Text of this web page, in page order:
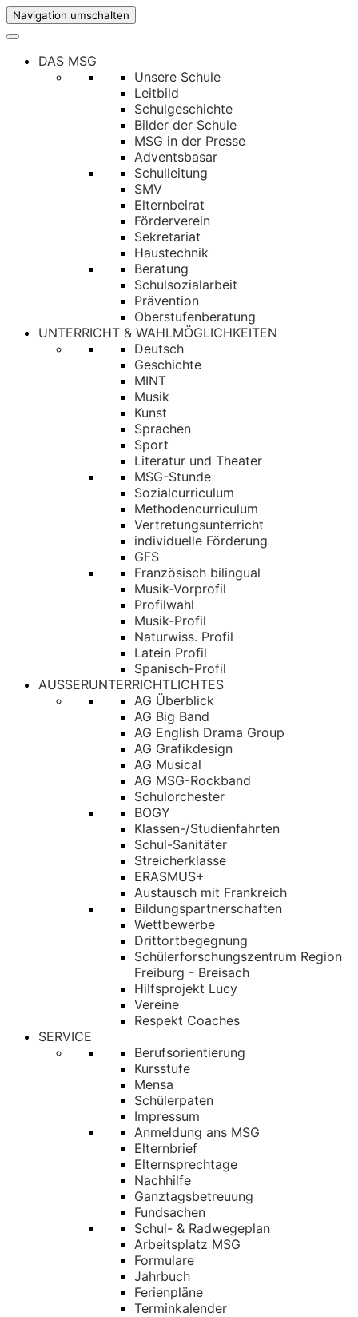
Navigation umschalten
DAS MSG
Unsere Schule
Leitbild
Schulgeschichte
Bilder der Schule
MSG in der Presse
Adventsbasar
Schulleitung
SMV
Elternbeirat
Förderverein
Sekretariat
Haustechnik
Beratung
Schulsozialarbeit
Prävention
Oberstufenberatung
UNTERRICHT & WAHLMÖGLICHKEITEN
Deutsch
Geschichte
MINT
Musik
Kunst
Sprachen
Sport
Literatur und Theater
MSG-Stunde
Sozialcurriculum
Methodencurriculum
Vertretungsunterricht
individuelle Förderung
GFS
Französisch bilingual
Musik-Vorprofil
Profilwahl
Musik-Profil
Naturwiss. Profil
Latein Profil
Spanisch-Profil
AUSSERUNTERRICHTLICHTES
AG Überblick
AG Big Band
AG English Drama Group
AG Grafikdesign
AG Musical
AG MSG-Rockband
Schulorchester
BOGY
Klassen-/Studienfahrten
Schul-Sanitäter
Streicherklasse
ERASMUS+
Austausch mit Frankreich
Bildungspartnerschaften
Wettbewerbe
Drittortbegegnung
Schülerforschungszentrum Region
Freiburg - Breisach
Hilfsprojekt Lucy
Vereine
Respekt Coaches
SERVICE
Berufsorientierung
Kursstufe
Mensa
Schülerpaten
Impressum
Anmeldung ans MSG
Elternbrief
Elternsprechtage
Nachhilfe
Ganztagsbetreuung
Fundsachen
Schul- & Radwegeplan
Arbeitsplatz MSG
Formulare
Jahrbuch
Ferienpläne
Terminkalender